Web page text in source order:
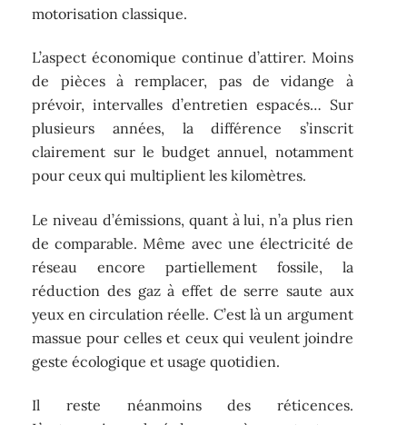
motorisation classique.
L’aspect économique continue d’attirer. Moins
de pièces à remplacer, pas de vidange à
prévoir, intervalles d’entretien espacés… Sur
plusieurs années, la différence s’inscrit
clairement sur le budget annuel, notamment
pour ceux qui multiplient les kilomètres.
Le niveau d’émissions, quant à lui, n’a plus rien
de comparable. Même avec une électricité de
réseau encore partiellement fossile, la
réduction des gaz à effet de serre saute aux
yeux en circulation réelle. C’est là un argument
massue pour celles et ceux qui veulent joindre
geste écologique et usage quotidien.
Il reste néanmoins des réticences.